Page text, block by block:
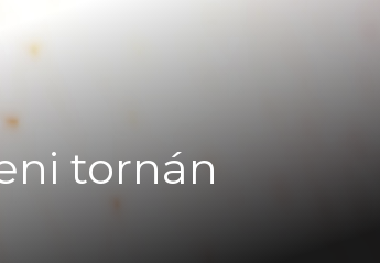
tornán